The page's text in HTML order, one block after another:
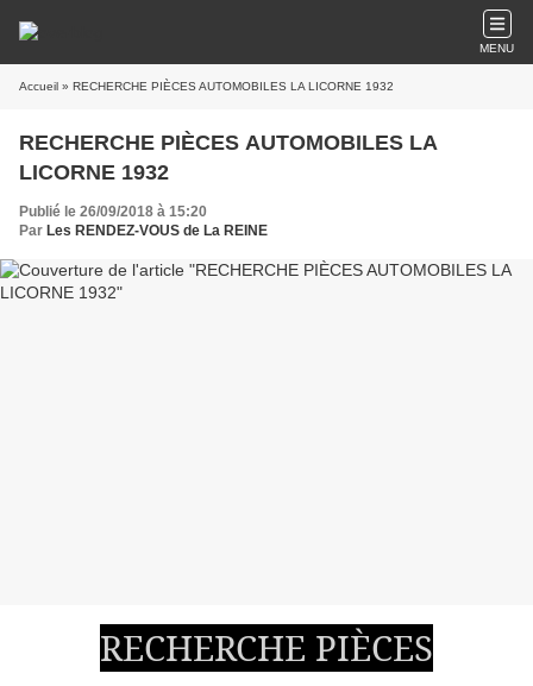
MENU
Accueil » RECHERCHE PIÈCES AUTOMOBILES LA LICORNE 1932
RECHERCHE PIÈCES AUTOMOBILES LA
LICORNE 1932
Publié le 26/09/2018 à 15:20
Par Les RENDEZ-VOUS de La REINE
RECHERCHE PIÈCES